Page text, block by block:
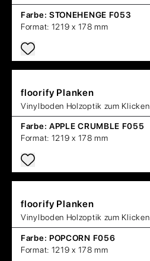
Farbe: STONEHENGE F053
Format: 1219 x 178 mm
floorify Planken
Vinylboden Holzoptik zum Klicken
Farbe: APPLE CRUMBLE F055
Format: 1219 x 178 mm
floorify Planken
Vinylboden Holzoptik zum Klicken
Farbe: POPCORN F056
Format: 1219 x 178 mm